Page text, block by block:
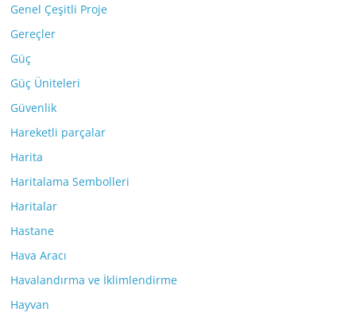
Genel Çeşitli Proje
Gereçler
Güç
Güç Üniteleri
Güvenlik
Hareketli parçalar
Harita
Haritalama Sembolleri
Haritalar
Hastane
Hava Aracı
Havalandırma ve İklimlendirme
Hayvan